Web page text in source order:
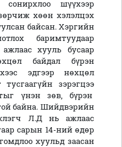
шүүхээр
хөөн хэлэлцэх
байсан. Хэргийн
баримтуудаар
хууль бусаар
байдал бүрэн
эдгээр нөхцөл
зэрэгцээ
үнэн зөв, бүрэн
байна. Шийдвэрийн
Л.Д нь ажлаас
сарын 14-ний өдөр
хуульд заасан